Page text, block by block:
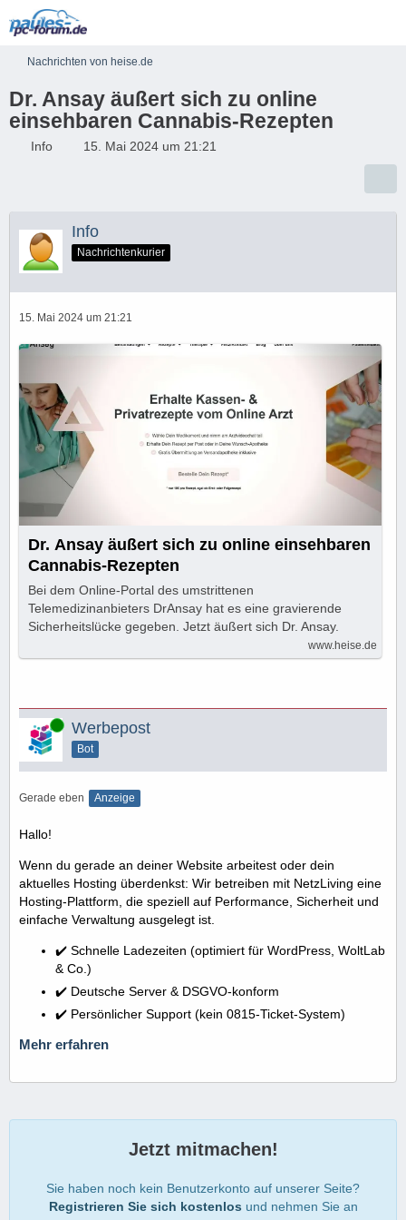
Nachrichten von heise.de
Dr. Ansay äußert sich zu online
einsehbaren Cannabis-Rezepten
Info 15. Mai 2024 um 21:21
Info
Nachrichtenkurier
15. Mai 2024 um 21:21
Dr. Ansay äußert sich zu online einsehbaren
Cannabis-Rezepten
Bei dem Online-Portal des umstrittenen
Telemedizinanbieters DrAnsay hat es eine gravierende
Sicherheitslücke gegeben. Jetzt äußert sich Dr. Ansay.
www.heise.de
Online Werbepost
Bot
Gerade eben Anzeige
Hallo!
Wenn du gerade an deiner Website arbeitest oder dein
aktuelles Hosting überdenkst: Wir betreiben mit NetzLiving eine
Hosting-Plattform, die speziell auf Performance, Sicherheit und
einfache Verwaltung ausgelegt ist.
✔️ Schnelle Ladezeiten (optimiert für WordPress, WoltLab
& Co.)
✔️ Deutsche Server & DSGVO-konform
✔️ Persönlicher Support (kein 0815-Ticket-System)
Mehr erfahren
Jetzt mitmachen!
Sie haben noch kein Benutzerkonto auf unserer Seite?
Registrieren Sie sich kostenlos und nehmen Sie an